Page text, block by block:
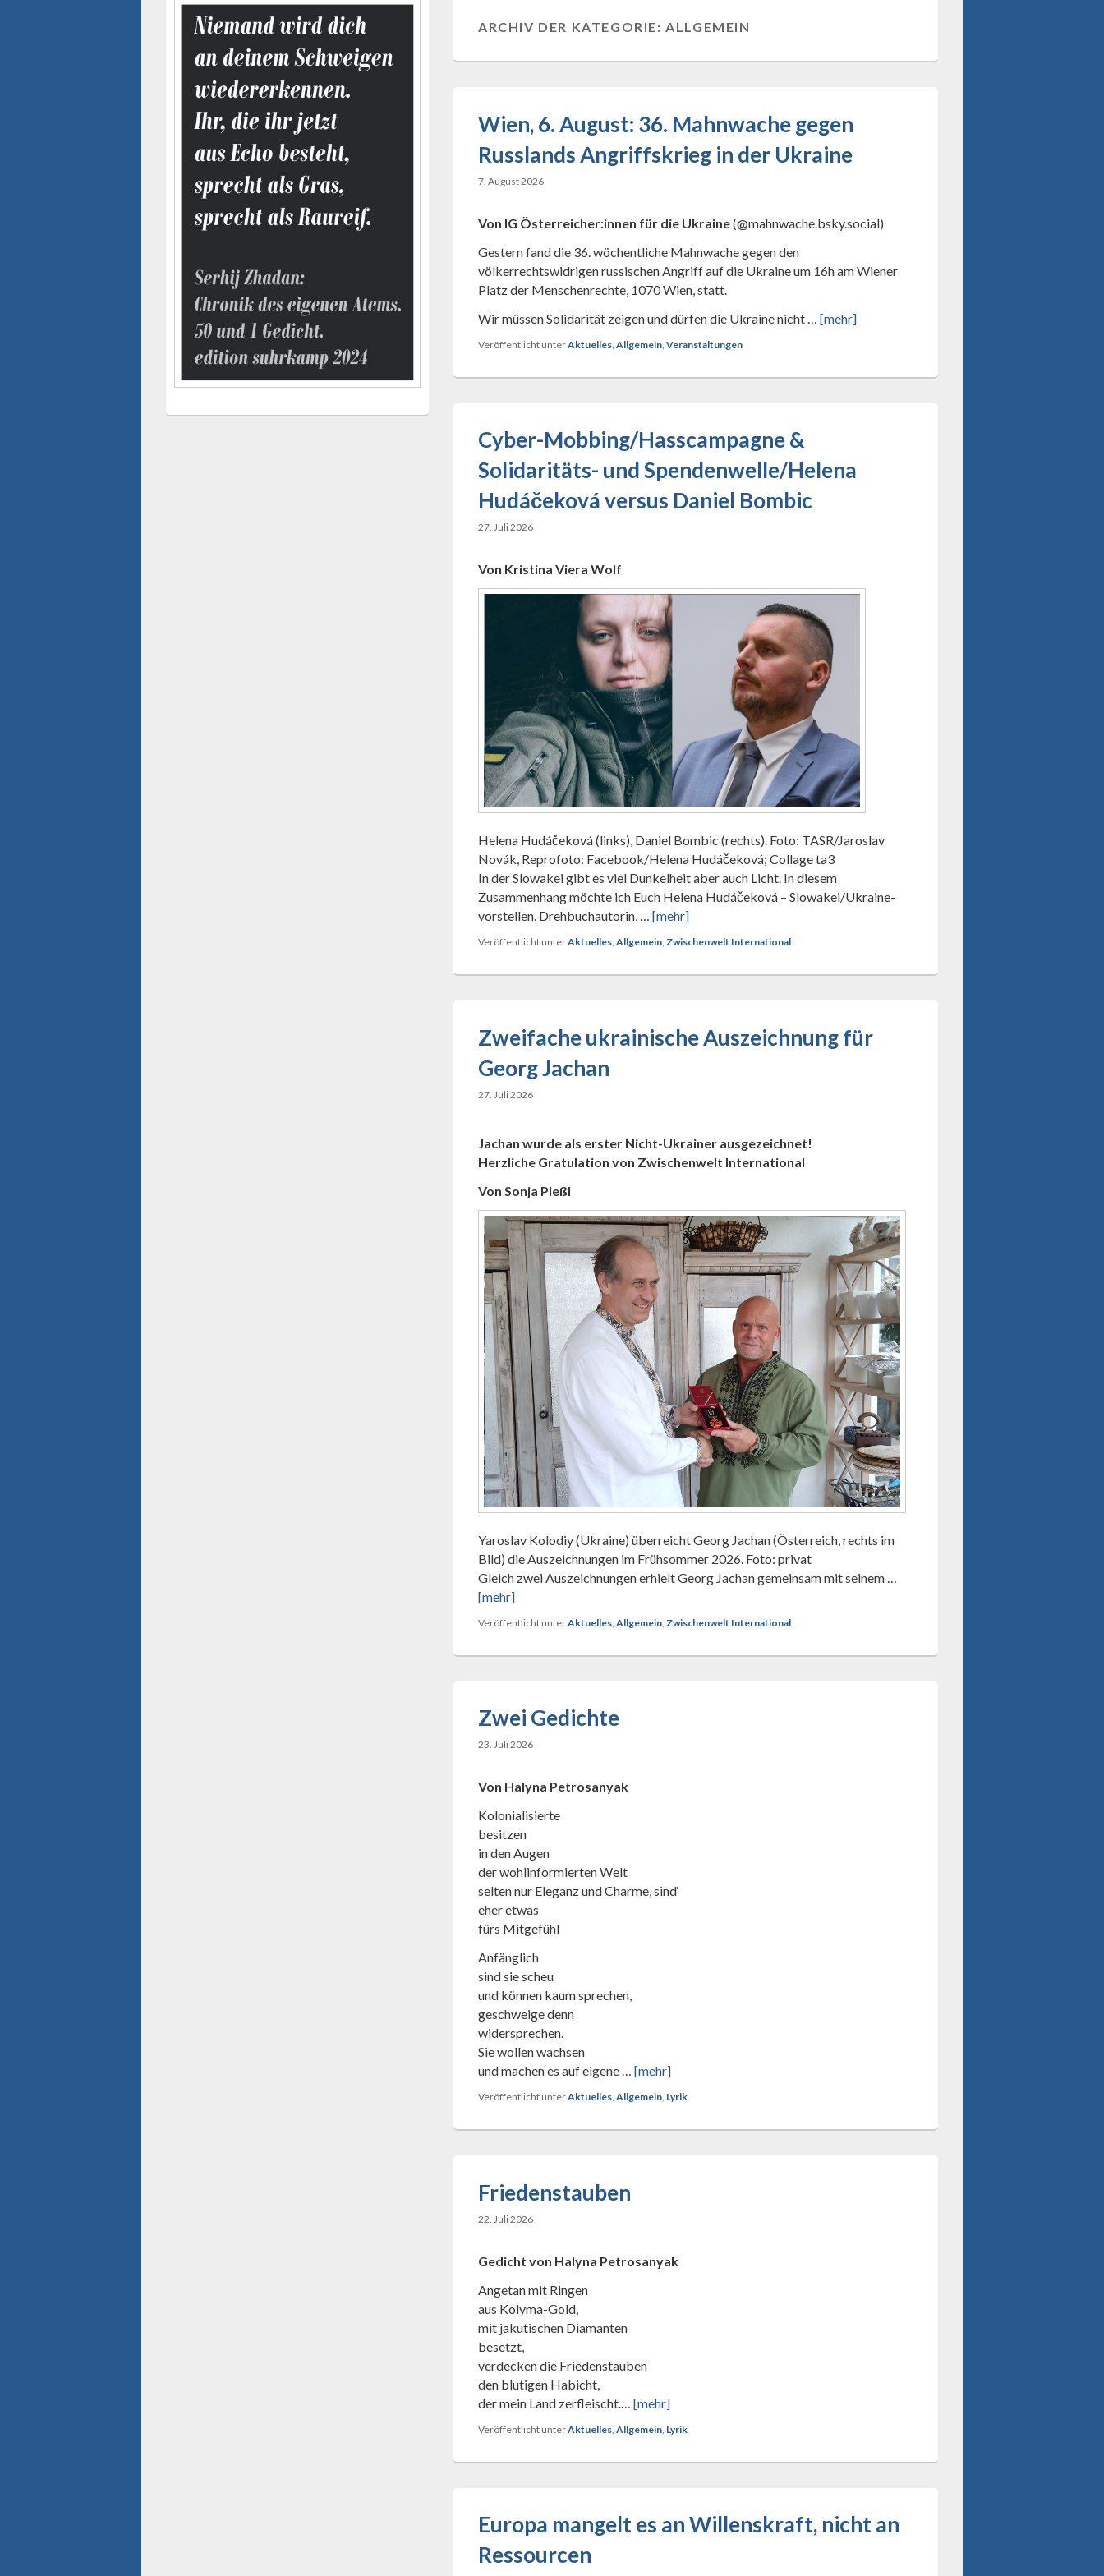
ARCHIV DER KATEGORIE:ALLGEMEIN
Wien, 6. August: 36. Mahnwache gegen
Russlands Angriffskrieg in der Ukraine
7. August 2026
Von IG Österreicher:innen für die Ukraine(@mahnwache.bsky.social)
Gestern fand die 36. wöchentliche Mahnwache gegen den
völkerrechtswidrigen russischen Angriff auf die Ukraine um 16h am Wiener
Platz der Menschenrechte, 1070 Wien, statt.
Wir müssen Solidarität zeigen und dürfen die Ukraine nicht … [mehr]
Veröffentlicht unterAktuelles Allgemein Veranstaltungen
Cyber-Mobbing/Hasscampagne &
Solidaritäts- und Spendenwelle/Helena
Hudáčeková versus Daniel Bombic
27. Juli 2026
Von Kristina Viera Wolf
Helena Hudáčeková (links), Daniel Bombic (rechts). Foto: TASR/Jaroslav
Novák, Reprofoto: Facebook/Helena Hudáčeková; Collage ta3
In der Slowakei gibt es viel Dunkelheit aber auch Licht. In diesem
Zusammenhang möchte ich Euch Helena Hudáčeková – Slowakei/Ukraine-
vorstellen. Drehbuchautorin, … [mehr]
Veröffentlicht unterAktuelles, Allgemein, Zwischenwelt International
Zweifache ukrainische Auszeichnung für
Georg Jachan
27. Juli 2026
Jachan wurde als erster Nicht-Ukrainer ausgezeichnet!
Herzliche Gratulation von Zwischenwelt International
Von Sonja Pleßl
Yaroslav Kolodiy (Ukraine) überreicht Georg Jachan (Österreich, rechts im
Bild) die Auszeichnungen im Frühsommer 2026. Foto: privat
Gleich zwei Auszeichnungen erhielt Georg Jachan gemeinsam mit seinem …
[mehr]
Veröffentlicht unterAktuelles Allgemein Zwischenwelt International
Zwei Gedichte
23. Juli 2026
Von Halyna Petrosanyak
Kolonialisierte
besitzen
in den Augen
der wohlinformierten Welt
selten nur Eleganz und Charme, sind‘
eher etwas
fürs Mitgefühl
Anfänglich
sind sie scheu
und können kaum sprechen,
geschweige denn
widersprechen.
Sie wollen wachsen
und machen es auf eigene … [mehr]
Veröffentlicht unterAktuelles, Allgemein, Lyrik
Friedenstauben
22. Juli 2026
Gedicht von Halyna Petrosanyak
Angetan mit Ringen
aus Kolyma-Gold,
mit jakutischen Diamanten
besetzt,
verdecken die Friedenstauben
den blutigen Habicht,
der mein Land zerfleischt.… [mehr]
Veröffentlicht unterAktuelles Allgemein Lyrik
Europa mangelt es an Willenskraft, nicht an
Ressourcen
Seitenleisten-
Widgetbereich